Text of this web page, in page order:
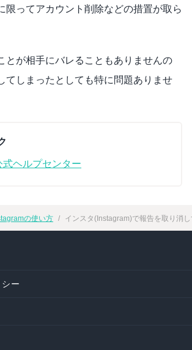
限ってアカウント削除などの措置が取ら
とが相手にバレることもありませんの
てしまったとしても特に問題ありませ
式ヘルプセンター
の使い方 インスタ(Instagram)で報告を取り消
ー